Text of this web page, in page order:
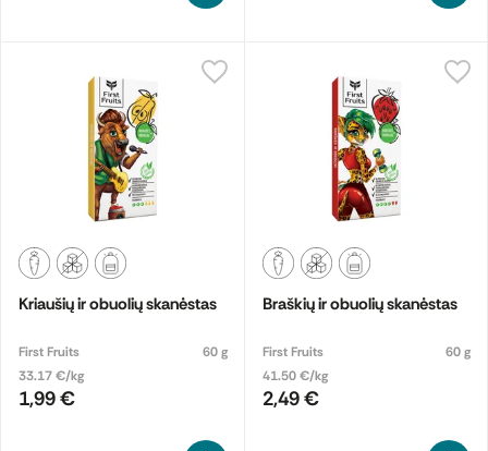
Kriaušių ir obuolių skanėstas
First Fruits
60 g
33.17 €/kg
1,99 €
Braškių ir obuolių skanėstas
First Fruits
60 g
41.50 €/kg
2,49 €